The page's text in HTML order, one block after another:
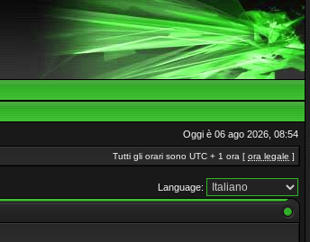
Oggi è 06 ago 2026, 08:54
Tutti gli orari sono UTC + 1 ora [ ora legale ]
Language: